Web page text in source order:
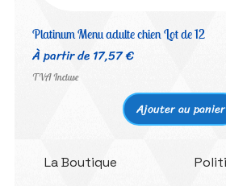
Platinum Menu adulte chien Lot de 12
À partir de17,57 €
Prix promotionnel
TVA Incluse
Ajouter au panier
La Boutique